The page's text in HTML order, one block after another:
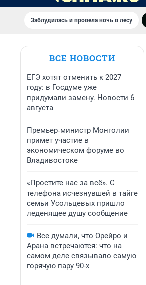
Заблудилась и провела ночь в лесу
ВСЕ НОВОСТИ
ЕГЭ хотят отменить к 2027
году: в Госдуме уже
придумали замену. Новости 6
августа
Премьер‑министр Монголии
примет участие в
экономическом форуме во
Владивостоке
«Простите нас за всё». С
телефона исчезнувшей в тайге
семьи Усольцевых пришло
леденящее душу сообщение
Все думали, что Орейро и
Арана встречаются: что на
самом деле связывало самую
горячую пару 90-х